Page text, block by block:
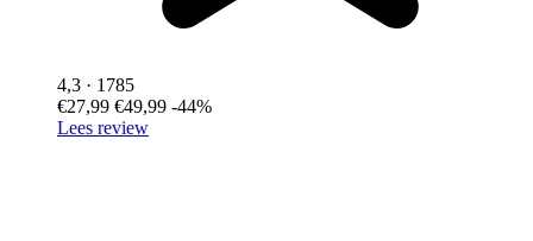
4,3 · 1785
€27,99 €49,99 -44%
Lees review